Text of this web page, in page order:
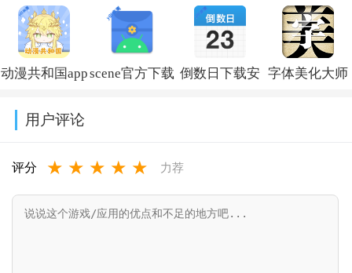
装新版本
v14.5.0
免费下载安装
(Kwai)v13.6.40.545802
调音器下载免
费版v7.97.0
载最新版
v1.1.73
动漫共和国appscene官方下载 倒数日下载安 字体美化大师
用户评论
评分 ★ ★ ★ ★ ★ 力荐